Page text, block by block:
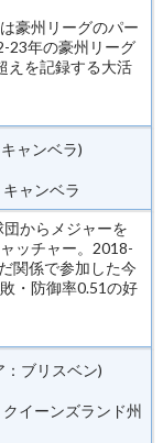
豪州リーグのパー
23年の豪州リーグ
えを記録する大活
ャンベラ)
ャンベラ
からメジャーを
ッチャー。2018-
関係で参加した今
・防御率0.51の好
ブリスベン)
イーンズランド州